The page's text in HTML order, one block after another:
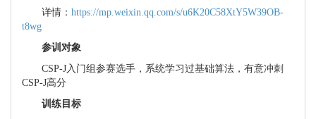
详情： https://mp.weixin.qq.com/s/u6K20C58XtY5W39OB-
t8wg
参训对象
CSP-J入门组参赛选手，系统学习过基础算法，有意冲刺
CSP-J高分
训练目标